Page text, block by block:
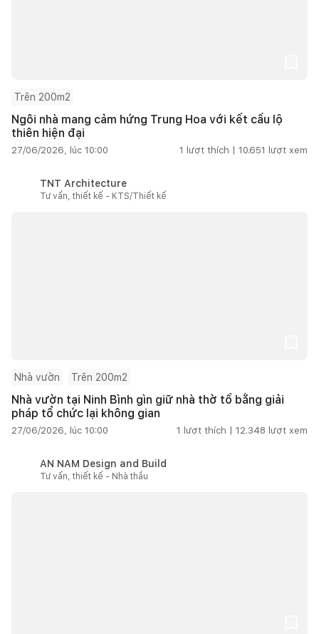
Trên 200m2
Ngôi nhà mang cảm hứng Trung Hoa với kết cấu lộ
thiên hiện đại
27/06/2026, lúc 10:00 1 lượt thích | 10.651 lượt xem
TNT Architecture
Tư vấn, thiết kế - KTS/Thiết kế
Nhà vườn Trên 200m2
Nhà vườn tại Ninh Bình gìn giữ nhà thờ tổ bằng giải
pháp tổ chức lại không gian
27/06/2026, lúc 10:00 1 lượt thích | 12.348 lượt xem
AN NAM Design and Build
Tư vấn, thiết kế - Nhà thầu